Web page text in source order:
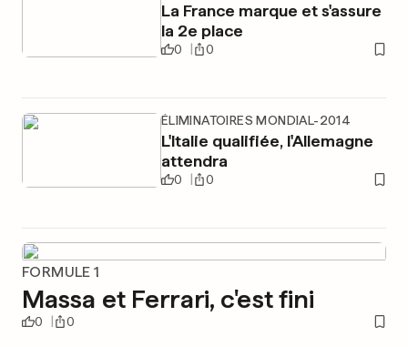
La France marque et s'assure
la 2e place
0 0
ÉLIMINATOIRES MONDIAL-2014
L'Italie qualifiée, l'Allemagne
attendra
0 0
FORMULE 1
Massa et Ferrari, c'est fini
0 0